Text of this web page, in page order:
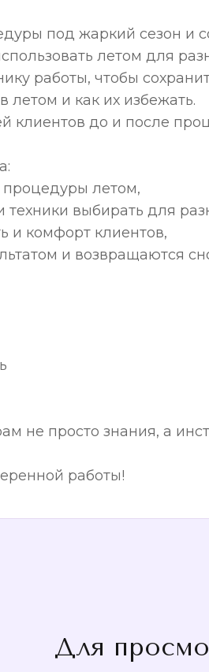
под жаркий сезон и
летом для
работы, чтобы
и как их избежать.
клиентов до и после
летом,
техники выбирать для
и комфорт клиентов,
и возвращаются
не просто знания, а
работы!
Для